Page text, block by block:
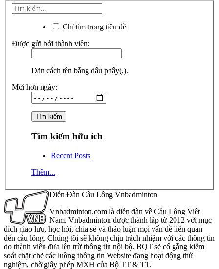
Chỉ tìm trong tiêu đề
Được gửi bởi thành viên:
Dãn cách tên bằng dấu phẩy(,).
Mới hơn ngày:
Tìm kiếm hữu ích
Recent Posts
Thêm...
Diễn Đàn Cầu Lông Vnbadminton
Vnbadminton.com là diễn đàn về Cầu Lông Việt
Nam. Vnbadminton được thành lập từ 2012 với mục
đích giao lưu, học hỏi, chia sẻ và thảo luận mọi vấn đề liên quan
đến cầu lông. Chúng tôi sẽ không chịu trách nhiệm với các thông tin
do thành viên đưa lên trừ thông tin nội bộ. BQT sẽ cố gắng kiểm
soát chặt chẽ các luồng thông tin Website đang hoạt động thử
nghiệm, chờ giấy phép MXH của Bộ TT & TT.